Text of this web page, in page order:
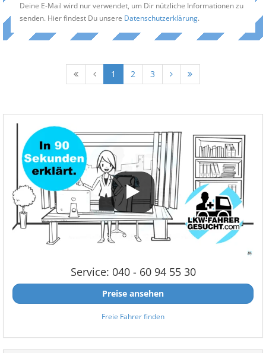
Deine E-Mail wird nur verwendet, um Dir nützliche Informationen zu
senden. Hier findest Du unsere Datenschutzerklärung.
1 2 3
Service: 040 - 60 94 55 30
Preise ansehen
Freie Fahrer finden